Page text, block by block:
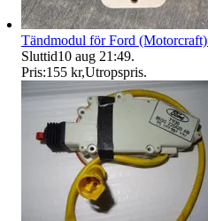
Tändmodul för Ford
Sluttid10 aug 21:49.
Pris:155 kr,Utropspris.